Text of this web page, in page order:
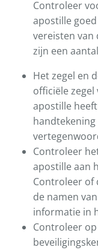
Controleer
apostille
vereisten van
zijn een
Het zegel en
officiële
apostille
Controleer
apostille aan
Controleer of
de namen
informatie in
Controleer